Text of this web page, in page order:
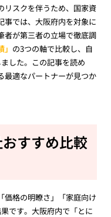
リスクを伴うため、国家資
事では、大阪府内を対象に
者が第三者の立場で徹底調
の3つの軸で比較し、自
した。この記事を読め
最適なパートナーが見つか
すすめ比較
価格の明瞭さ」「家庭向け
です。大阪府内で「とに